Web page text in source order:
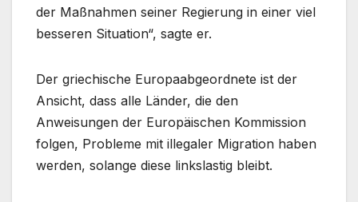
der Maßnahmen seiner Regierung in einer viel
besseren Situation“, sagte er.
Der griechische Europaabgeordnete ist der
Ansicht, dass alle Länder, die den
Anweisungen der Europäischen Kommission
folgen, Probleme mit illegaler Migration haben
werden, solange diese linkslastig bleibt.